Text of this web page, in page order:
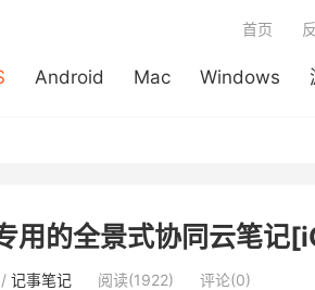
Android Mac Windows
首页
用的全景式协同云笔记
/ 记事笔记 阅读(1922) 评论(0)